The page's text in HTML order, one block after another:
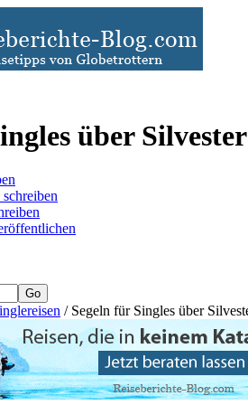
über Silvester
/ Segeln für Singles über